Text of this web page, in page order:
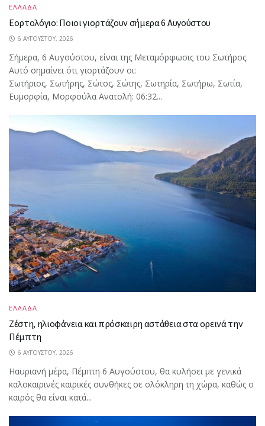
ΕΛΛΑΔΑ
Εορτολόγιο: Ποιοι γιορτάζουν σήμερα 6 Αυγούστου
6 ΑΥΓΟΎΣΤΟΥ, 2026
Σήμερα, 6 Αυγούστου, είναι της Μεταμόρφωσις του Σωτήρος.
Αυτό σημαίνει ότι γιορτάζουν οι:
Σωτήριος, Σωτήρης, Σώτος, Σώτης, Σωτηρία, Σωτήρω, Σωτία,
Ευμορφία, Μορφούλα Ανατολή: 06:32...
ΕΛΛΑΔΑ
Ζέστη, ηλιοφάνεια και πρόσκαιρη αστάθεια στα ορεινά την
Πέμπτη
6 ΑΥΓΟΎΣΤΟΥ, 2026
Ηαυριανή μέρα, Πέμπτη 6 Αυγούστου, θα κυλήσει με γενικά
καλοκαιρινές καιρικές συνθήκες σε ολόκληρη τη χώρα, καθώς ο
καιρός θα είναι κατά...